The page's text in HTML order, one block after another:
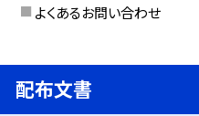
よくあるお問い合わせ
配布文書